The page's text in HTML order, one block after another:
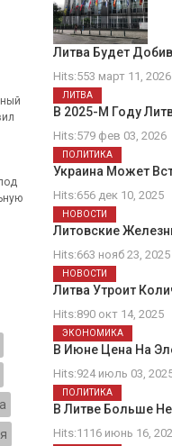
Литва Будет
Hits:553 март 11, 2026
В 2025-М Году
Hits:579 фев 03, 2026
ЛИТВА
Украина Может
Hits:656 дек 10, 2025
ПОЛИТИКА
Литовские
Hits:663 нояб 23, 2025
НОВОСТИ
Литва Утроит
Hits:890 окт 14, 2025
НОВОСТИ
В Июне Цена На
Hits:924 июль 03,
ЭКОНОМИКА
В Литве Больше
Hits:1116 июнь 16,
ПОЛИТИКА